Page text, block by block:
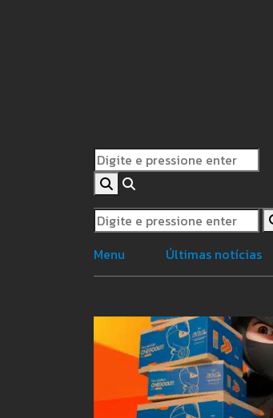
Menu Últimas notícias